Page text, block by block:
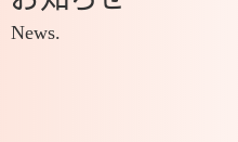
News.